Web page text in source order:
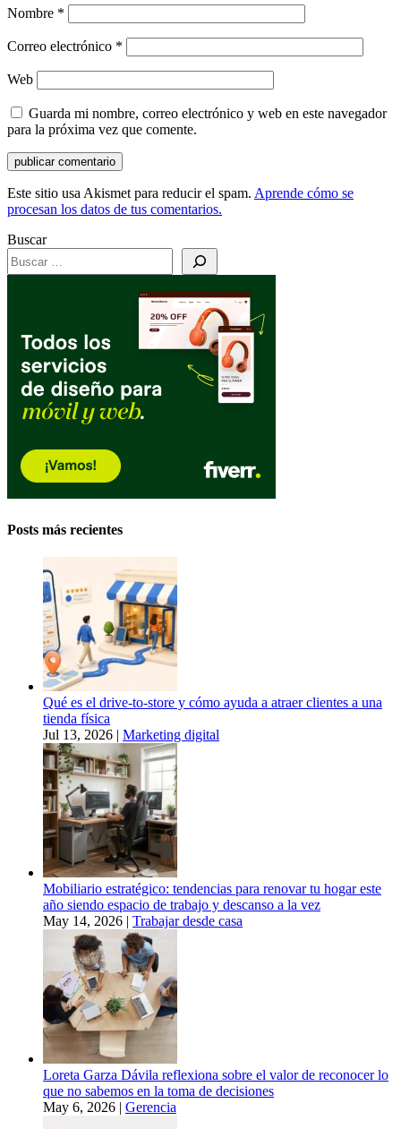
Nombre *
Correo electrónico *
Web
Guarda mi nombre, correo electrónico y web en este navegador
para la próxima vez que comente.
Este sitio usa Akismet para reducir el spam. Aprende cómo se
procesan los datos de tus comentarios.
Buscar
Posts más recientes
Qué es el drive-to-store y cómo ayuda a atraer clientes a una
tienda física
Jul 13, 2026 | Marketing digital
Mobiliario estratégico: tendencias para renovar tu hogar este
año siendo espacio de trabajo y descanso a la vez
May 14, 2026 | Trabajar desde casa
Loreta Garza Dávila reflexiona sobre el valor de reconocer lo
que no sabemos en la toma de decisiones
May 6, 2026 | Gerencia